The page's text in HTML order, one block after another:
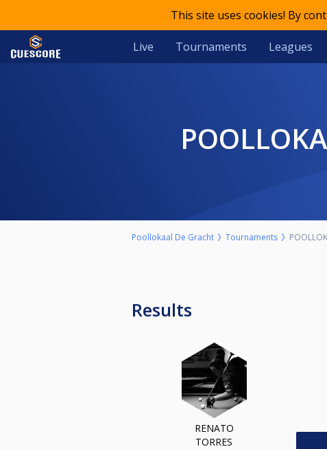
This site uses cookies! By
Live Tournaments Leagues
Poollokaal De Gracht Tournaments
Results
RENATO
TORRES